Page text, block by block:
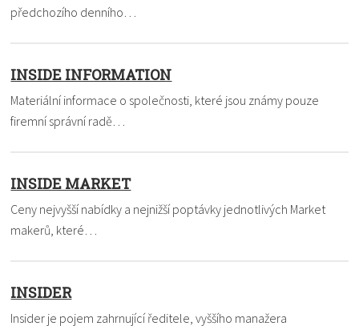
předchozího denního…
INSIDE INFORMATION
Materiální informace o společnosti, které jsou známy pouze
firemní správní radě…
INSIDE MARKET
Ceny nejvyšší nabídky a nejnižší poptávky jednotlivých Market
makerů, které…
INSIDER
Insider je pojem zahrnující ředitele, vyššího manažera